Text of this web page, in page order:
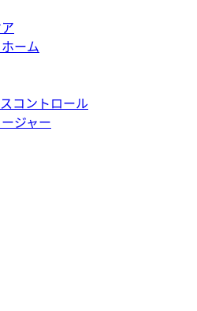
ーム
コントロール
ジャー